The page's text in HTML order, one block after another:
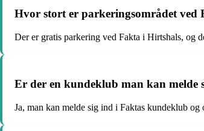
Hvor stort er parkeringsområdet ved
Der er gratis parkering ved Fakta i Hirtshals, og
Er der en kundeklub man kan melde
Ja, man kan melde sig ind i Faktas kundeklub og